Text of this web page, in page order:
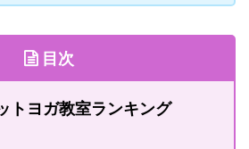
目次
トヨガ教室ランキング